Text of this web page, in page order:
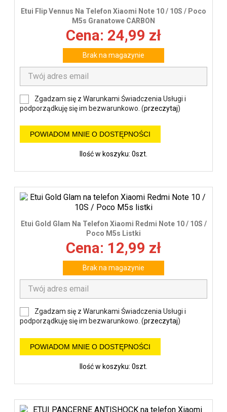
Etui Flip Vennus Na Telefon Xiaomi Note 10 / 10S / Poco
M5s Granatowe CARBON
Cena: 24,99 zł
Brak na magazynie
Zgadzam się z Warunkami Świadczenia Usługi i
podporządkuję się im bezwarunkowo. (przeczytaj)
POWIADOM MNIE O DOSTĘPNOŚCI
Ilość w koszyku: 0szt.
Etui Gold Glam Na Telefon Xiaomi Redmi Note 10 / 10S /
Poco M5s Listki
Cena: 12,99 zł
Brak na magazynie
Zgadzam się z Warunkami Świadczenia Usługi i
podporządkuję się im bezwarunkowo. (przeczytaj)
POWIADOM MNIE O DOSTĘPNOŚCI
Ilość w koszyku: 0szt.